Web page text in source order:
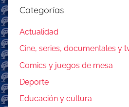
Categorías
Actualidad
Cine, series, documentales y
Comics y juegos de mesa
Deporte
Educación y cultura